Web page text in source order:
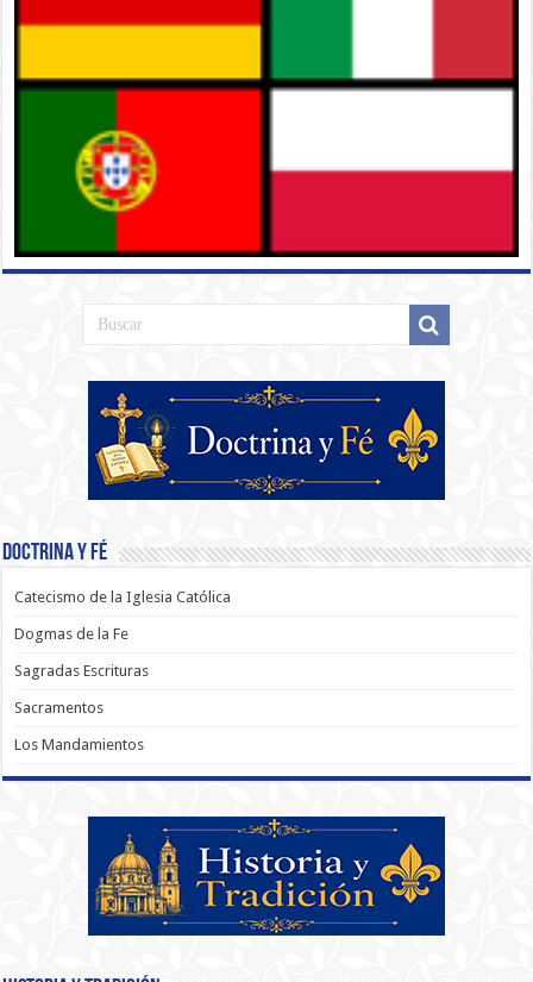
Doctrina y Fé
Catecismo de la Iglesia Católica
Dogmas de la Fe
Sagradas Escrituras
Sacramentos
Los Mandamientos